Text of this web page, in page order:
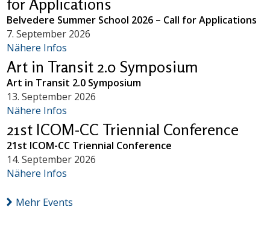
for Applications
Belvedere Summer School 2026 – Call for Applications
7. September 2026
Nähere Infos
Art in Transit 2.0 Symposium
Art in Transit 2.0 Symposium
13. September 2026
Nähere Infos
21st ICOM-CC Triennial Conference
21st ICOM-CC Triennial Conference
14. September 2026
Nähere Infos
Mehr Events